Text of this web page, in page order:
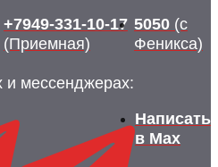
+7949-331-10-17
(Приемная)
5050 (с
Феникса)
и мессенджерах:
Написать
в Max